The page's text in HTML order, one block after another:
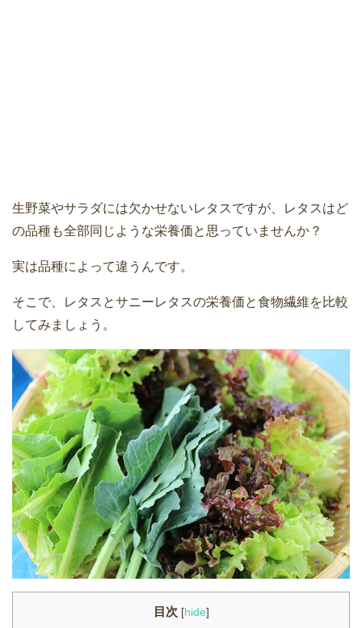
生野菜やサラダには欠かせないレタスですが、レタスはど
の品種も全部同じような栄養価と思っていませんか？
実は品種によって違うんです。
そこで、レタスとサニーレタスの栄養価と食物繊維を比較
してみましょう。
目次 [hide]